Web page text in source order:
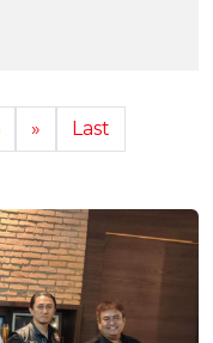
» Last